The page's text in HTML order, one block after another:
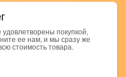
покупкой,
ее нам, и мы сразу же
стоимость товара.